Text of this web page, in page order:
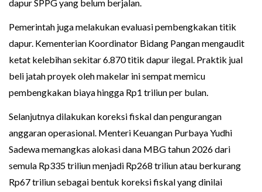
dapur SPPG yang belum berjalan.
Pemerintah juga melakukan evaluasi pembengkakan titik
dapur. Kementerian Koordinator Bidang Pangan mengaudit
ketat kelebihan sekitar 6.870 titik dapur ilegal. Praktik jual
beli jatah proyek oleh makelar ini sempat memicu
pembengkakan biaya hingga Rp1 triliun per bulan.
Selanjutnya dilakukan koreksi fiskal dan pengurangan
anggaran operasional. Menteri Keuangan Purbaya Yudhi
Sadewa memangkas alokasi dana MBG tahun 2026 dari
semula Rp335 triliun menjadi Rp268 triliun atau berkurang
Rp67 triliun sebagai bentuk koreksi fiskal yang dinilai